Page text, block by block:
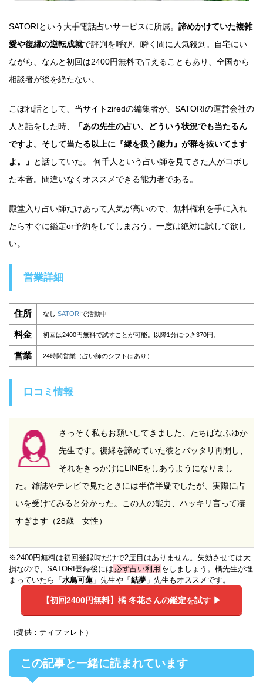
SATORIという大手電話占いサービスに所属。 諦めかけていた複雑
愛や復縁の逆転成就で評判を呼び、瞬く間に人気殺到。自宅にい
ながら、なんと初回は2400円無料で占えることもあり、全国から
相談者が後を絶たない。
こぼれ話として、当サイトziredの編集者が、SATORIの運営会社の
人と話をした時、
「あの先生の占い、どういう状況でも当たるん
ですよ。そして当たる以上に『縁を扱う能力』が群を抜いてます
よ。」 と話していた。 何千人という占い師を見てきた人がコボし
た本音。間違いなくオススメできる能力者である。
殿堂入り占い師だけあって人気が高いので、無料権利を手に入れ
たらすぐに鑑定or予約をしてしまおう。一度は絶対に試して欲し
い。
営業詳細
住所 なし SATORIで活動中
料金 初回は2400円無料で試すことが可能。以降1分につき370円。
営業 24時間営業（占い師のシフトはあり）
口コミ情報
さっそく私もお願いしてきました、たちばなふゆか
先生です。復縁を諦めていた彼とバッタリ再開し、
それをきっかけにLINEをしあうようになりまし
た。雑誌やテレビで見たときには半信半疑でしたが、実際に占
いを受けてみると分かった。この人の能力、ハッキリ言って凄
すぎます（28歳 女性）
※2400円無料は初回登録時だけで2度目はありません。失効させては大
損なので、SATORI登録後には 必ず占い利用 をしましょう。橘先生が埋
まっていたら「 水鳥可蓮 」先生や「 結夢 」先生もオススメです。
【初回2400円無料】 橘 冬花さんの鑑定を試す ▶︎
（提供：ティファレト）
この記事と一緒に読まれています